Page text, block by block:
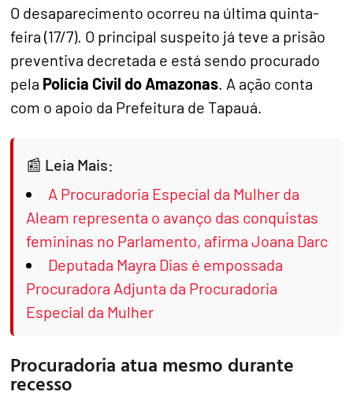
O desaparecimento ocorreu na última quinta-
feira (17/7). O principal suspeito já teve a prisão
preventiva decretada e está sendo procurado
pela Polícia Civil do Amazonas. A ação conta
com o apoio da Prefeitura de Tapauá.
Leia Mais:
A Procuradoria Especial da Mulher da
Aleam representa o avanço das conquistas
femininas no Parlamento, afirma Joana Darc
Deputada Mayra Dias é empossada
Procuradora Adjunta da Procuradoria
Especial da Mulher
Procuradoria atua mesmo durante
recesso